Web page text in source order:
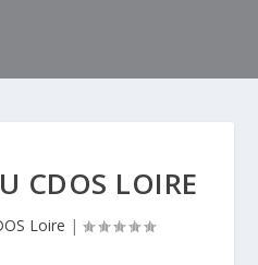
CDOS LOIRE
Loire |